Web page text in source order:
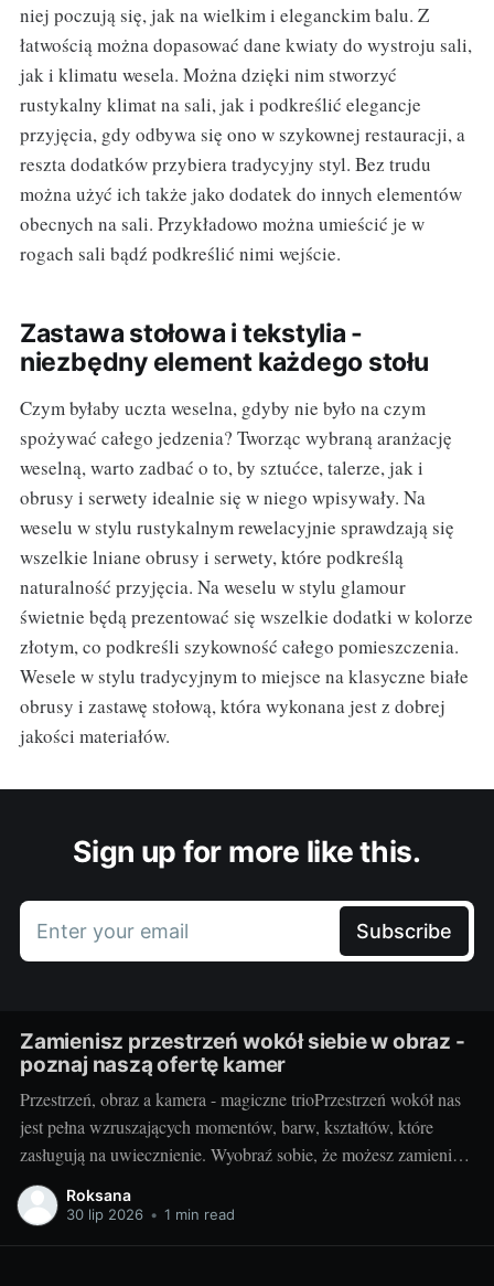
niej poczują się, jak na wielkim i eleganckim balu. Z
łatwością można dopasować dane kwiaty do wystroju sali,
jak i klimatu wesela. Można dzięki nim stworzyć
rustykalny klimat na sali, jak i podkreślić elegancje
przyjęcia, gdy odbywa się ono w szykownej restauracji, a
reszta dodatków przybiera tradycyjny styl. Bez trudu
można użyć ich także jako dodatek do innych elementów
obecnych na sali. Przykładowo można umieścić je w
rogach sali bądź podkreślić nimi wejście.
Zastawa stołowa i tekstylia -
niezbędny element każdego stołu
Czym byłaby uczta weselna, gdyby nie było na czym
spożywać całego jedzenia? Tworząc wybraną aranżację
weselną, warto zadbać o to, by sztućce, talerze, jak i
obrusy i serwety idealnie się w niego wpisywały. Na
weselu w stylu rustykalnym rewelacyjnie sprawdzają się
wszelkie lniane obrusy i serwety, które podkreślą
naturalność przyjęcia. Na weselu w stylu glamour
świetnie będą prezentować się wszelkie dodatki w kolorze
złotym, co podkreśli szykowność całego pomieszczenia.
Wesele w stylu tradycyjnym to miejsce na klasyczne białe
obrusy i zastawę stołową, która wykonana jest z dobrej
jakości materiałów.
Sign up for more like this.
Enter your email Subscribe
Zamienisz przestrzeń wokół siebie w obraz -
poznaj naszą ofertę kamer
Przestrzeń, obraz a kamera - magiczne trioPrzestrzeń wokół nas
jest pełna wzruszających momentów, barw, kształtów, które
zasługują na uwiecznienie. Wyobraź sobie, że możesz zamienić
otaczający cię świat w jednym migawki w piękny,
niepowtarzalny obraz. Taką możliwość daje ci kamera.
Roksana
30 lip 2026 • 1 min read